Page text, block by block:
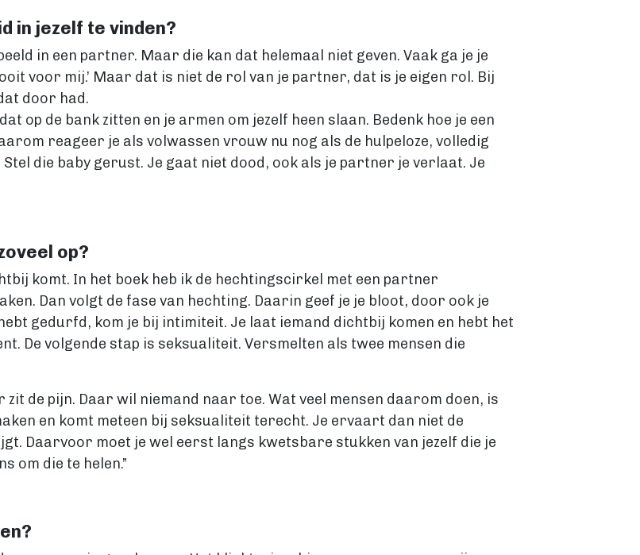
in jezelf te vinden?
in een partner. Maar die kan dat helemaal niet geven. Vaak ga je je
voor mij.’ Maar dat is niet de rol van je partner, dat is je eigen rol. Bij
door had.
op de bank zitten en je armen om jezelf heen slaan. Bedenk hoe je een
reageer je als volwassen vrouw nu nog als de hulpeloze, volledig
die baby gerust. Je gaat niet dood, ook als je partner je verlaat. Je
op?
komt. In het boek heb ik de hechtingscirkel met een partner
Dan volgt de fase van hechting. Daarin geef je je bloot, door ook je
gedurfd, kom je bij intimiteit. Je laat iemand dichtbij komen en hebt het
De volgende stap is seksualiteit. Versmelten als twee mensen die
de pijn. Daar wil niemand naar toe. Wat veel mensen daarom doen, is
en komt meteen bij seksualiteit terecht. Je ervaart dan niet de
Daarvoor moet je wel eerst langs kwetsbare stukken van jezelf die je
om die te helen.”